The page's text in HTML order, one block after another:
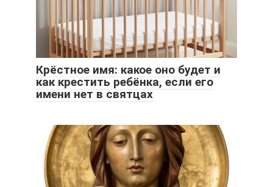
Крёстное имя: какое оно будет и
как крестить ребёнка, если его
имени нет в святцах